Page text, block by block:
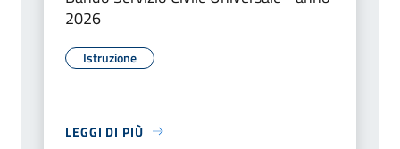
2026
Istruzione
LEGGI DI PIÙ